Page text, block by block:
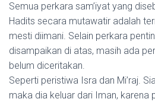
Semua perkara sam’iyat yang
Hadits secara mutawatir adalah
mesti diimani. Selain perkara
disampaikan di atas, masih ada
belum diceritakan.
Seperti peristiwa Isra dan Mi’raj.
maka dia keluar dari Iman, karena